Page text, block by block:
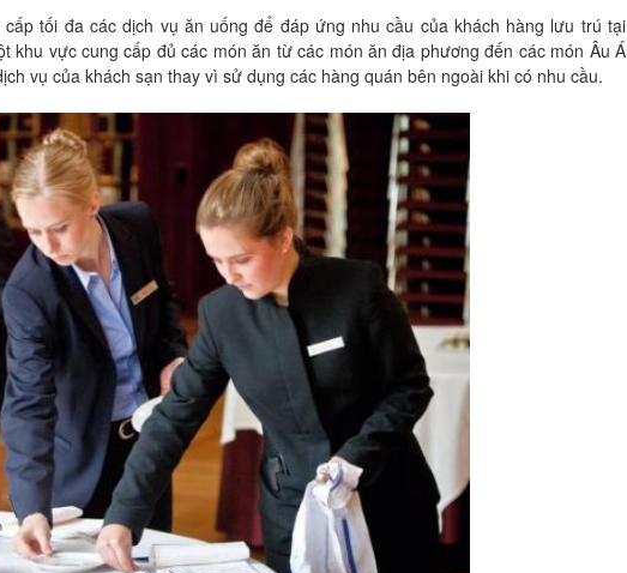
tối đa các dịch vụ ăn uống để đáp ứng nhu cầu của khách hàng lưu trú tại
khu vực cung cấp đủ các món ăn từ các món ăn địa phương đến các món Âu Á
vụ của khách sạn thay vì sử dụng các hàng quán bên ngoài khi có nhu cầu.